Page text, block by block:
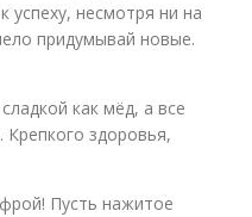
успеху, несмотря ни на
придумывай новые.
как мёд, а все
Крепкого здоровья,
Пусть нажитое